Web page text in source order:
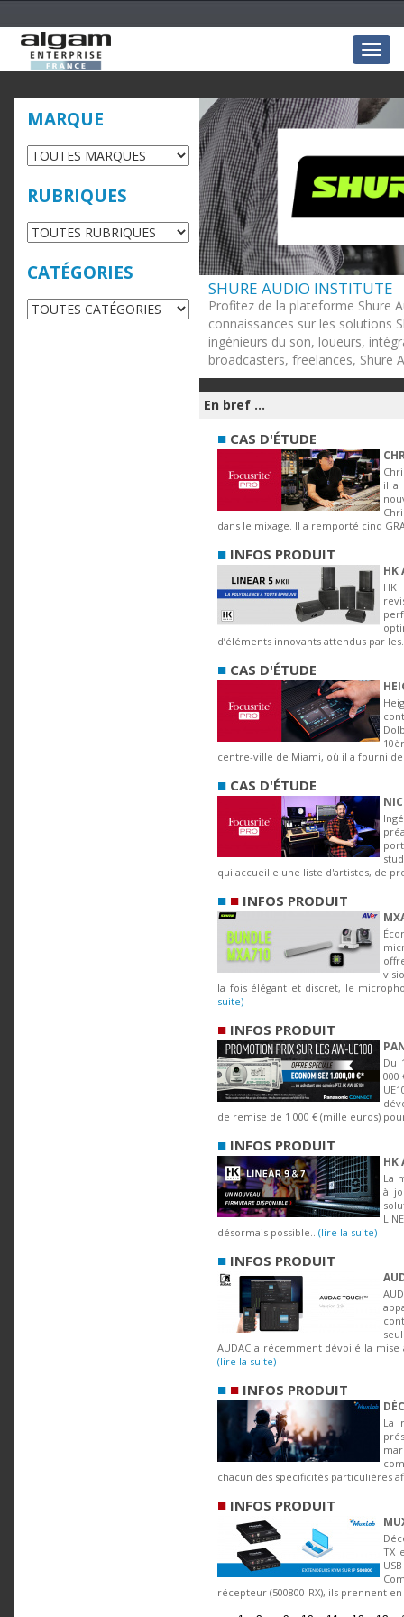
MARQUE
RUBRIQUES
CATÉGORIES
SHURE AUDIO INSTITUTE
Profitez de la plateforme Shure
connaissances sur les solutions
ingénieurs du son, loueurs,
broadcasters, freelances, Shure
En bref ...
■ CAS D'ÉTUDE
il a
dans le mixage. Il a remporté cinq
■ INFOS PRODUIT
HK
d’éléments innovants attendus par
■ CAS D'ÉTUDE
centre-ville de Miami, où il a fourni
■ CAS D'ÉTUDE
qui accueille une liste d'artistes, de
■ ■ INFOS PRODUIT
la fois élégant et discret, le
suite)
■ INFOS PRODUIT
Du
000
de remise de 1 000 € (mille euros)
■ INFOS PRODUIT
HK
La
à
désormais possible...(lire la suite)
■ INFOS PRODUIT
AUDAC a récemment dévoilé la
(lire la suite)
■ ■ INFOS PRODUIT
La
chacun des spécificités particulières
■ INFOS PRODUIT
TX
récepteur (500800-RX), ils prennent